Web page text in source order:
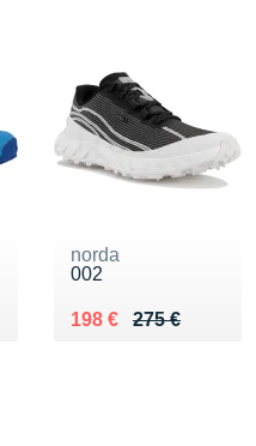
norda
002
275 €
Au lieu de 275 €
198 €
Vendu 198 €